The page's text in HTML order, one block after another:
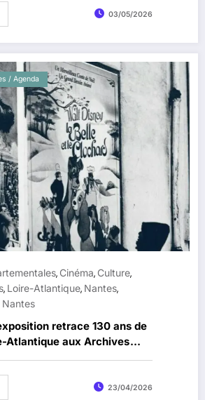
03/05/2026
/ Agenda
, Cinéma, Culture,
, Loire-Atlantique, Nantes,
Nantes
retrace 130 ans de
Atlantique aux Archives
23/04/2026